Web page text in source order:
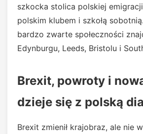
szkocka stolica polskiej
polskim klubem i szkołą
bardzo zwarte społeczności
Edynburgu, Leeds, Bristolu i
Brexit, powroty i
dzieje się z polską
Brexit zmienił krajobraz, ale nie